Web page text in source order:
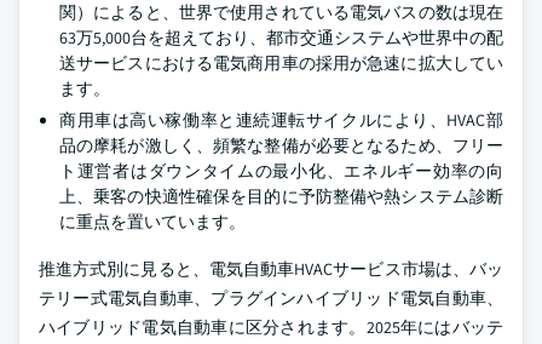
関）によると、世界で使用されている電気バスの数は現在
63万5,000台を超えており、都市交通システムや世界中の配
送サービスにおける電気商用車の採用が急速に拡大してい
ます。
商用車は高い稼働率と連続運転サイクルにより、HVAC部
品の摩耗が激しく、頻繁な整備が必要となるため、フリー
ト運営者はダウンタイムの最小化、エネルギー効率の向
上、乗客の快適性確保を目的に予防整備や熱システム診断
に重点を置いています。
推進方式別に見ると、電気自動車HVACサービス市場は、バッ
テリー式電気自動車、プラグインハイブリッド電気自動車、
ハイブリッド電気自動車に区分されます。2025年にはバッテ